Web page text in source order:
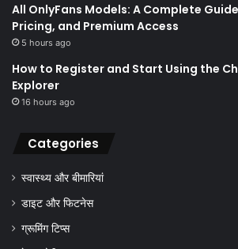
All OnlyFans Models: A Complete
Pricing, and Premium Access
5 hours ago
How to Register and Start Using the
Explorer
16 hours ago
Categories
स्वास्थ्य और बीमारियां
डाइट और फिटनेस
ग्रूमिंग टिप्स